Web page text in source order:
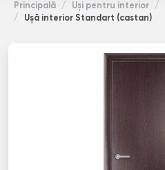
Principală Uși pentru interior
Ușă interior Standart (castan)